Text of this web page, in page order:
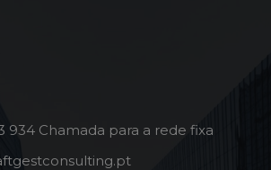
934 Chamada para a rede fixa